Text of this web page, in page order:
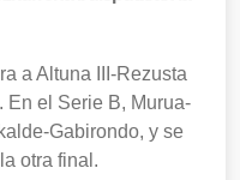
a Altuna III-Rezusta
En el Serie B, Murua-
Gabirondo, y se
otra final.